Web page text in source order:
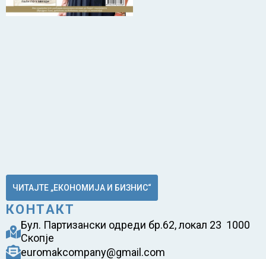
ЧИТАЈТЕ „ЕКОНОМИЈА И БИЗНИС“
КОНТАКТ
Бул. Партизански одреди бр.62, локал 23 1000
Скопје
euromakcompany@gmail.com